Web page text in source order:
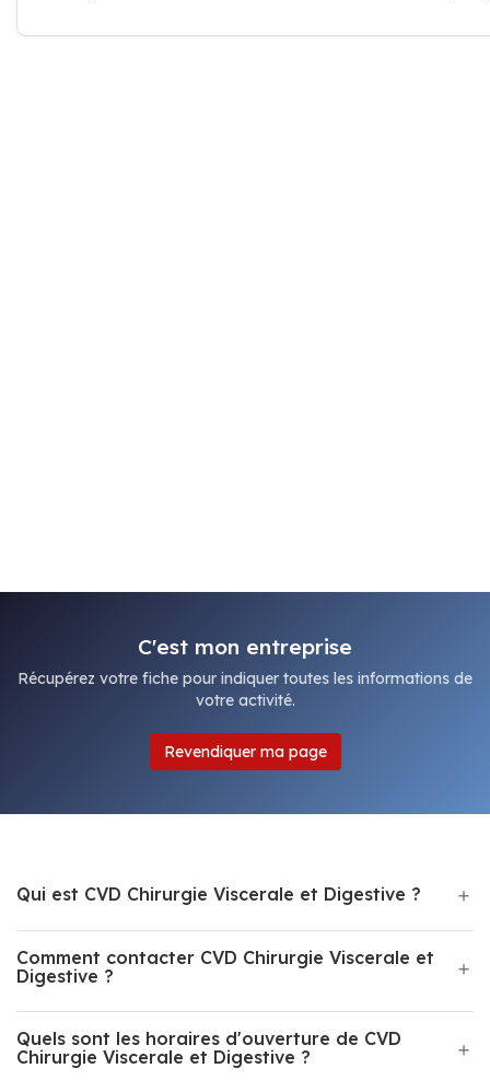
C'est mon entreprise
Récupérez votre fiche pour indiquer toutes les informations de
votre activité.
Revendiquer ma page
Qui est CVD Chirurgie Viscerale et Digestive ?
Comment contacter CVD Chirurgie Viscerale et
Digestive ?
Quels sont les horaires d'ouverture de CVD
Chirurgie Viscerale et Digestive ?